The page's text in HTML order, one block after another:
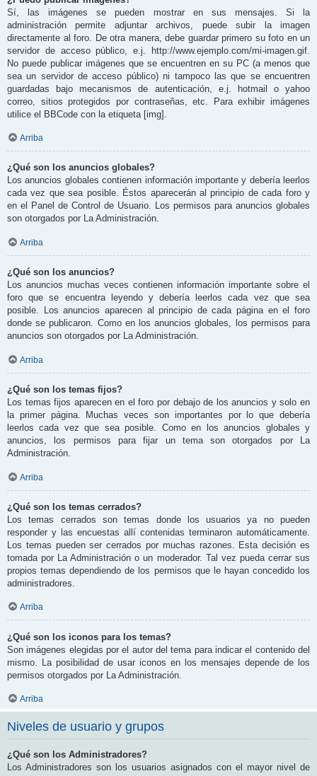
Sí, las imágenes se pueden mostrar en sus mensajes. Si la
administración permite adjuntar archivos, puede subir la imagen
directamente al foro. De otra manera, debe guardar primero su foto en un
servidor de acceso público, e.j. http://www.ejemplo.com/mi-imagen.gif.
No puede publicar imágenes que se encuentren en su PC (a menos que
sea un servidor de acceso público) ni tampoco las que se encuentren
guardadas bajo mecanismos de autenticación, e.j. hotmail o yahoo
correo, sitios protegidos por contraseñas, etc. Para exhibir imágenes
utilice el BBCode con la etiqueta [img].
Arriba
¿Qué son los anuncios globales?
Los anuncios globales contienen información importante y debería leerlos
cada vez que sea posible. Éstos aparecerán al principio de cada foro y
en el Panel de Control de Usuario. Los permisos para anuncios globales
son otorgados por La Administración.
Arriba
¿Qué son los anuncios?
Los anuncios muchas veces contienen información importante sobre el
foro que se encuentra leyendo y debería leerlos cada vez que sea
posible. Los anuncios aparecen al principio de cada página en el foro
donde se publicaron. Como en los anuncios globales, los permisos para
anuncios son otorgados por La Administración.
Arriba
¿Qué son los temas fijos?
Los temas fijos aparecen en el foro por debajo de los anuncios y solo en
la primer página. Muchas veces son importantes por lo que debería
leerlos cada vez que sea posible. Como en los anuncios globales y
anuncios, los permisos para fijar un tema son otorgados por La
Administración.
Arriba
¿Qué son los temas cerrados?
Los temas cerrados son temas donde los usuarios ya no pueden
responder y las encuestas allí contenidas terminaron automáticamente.
Los temas pueden ser cerrados por muchas razones. Esta decisión es
tomada por La Administración o un moderador. Tal vez pueda cerrar sus
propios temas dependiendo de los permisos que le hayan concedido los
administradores.
Arriba
¿Qué son los iconos para los temas?
Son imágenes elegidas por el autor del tema para indicar el contenido del
mismo. La posibilidad de usar iconos en los mensajes depende de los
permisos otorgados por La Administración.
Arriba
Niveles de usuario y grupos
¿Qué son los Administradores?
Los Administradores son los usuarios asignados con el mayor nivel de